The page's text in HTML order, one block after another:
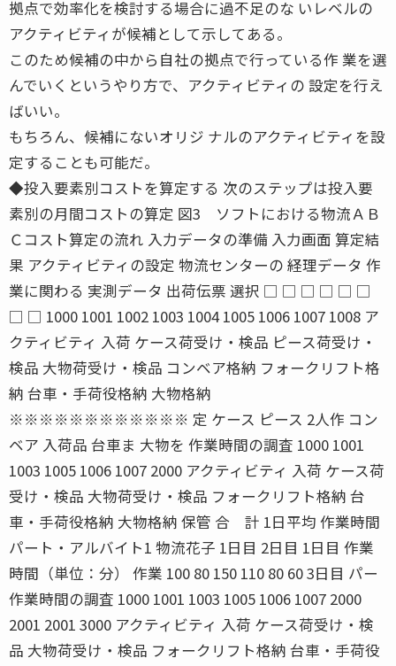
拠点で効率化を検討する場合に過不足のな いレベルの
アクティビティが候補として示してある。
このため候補の中から自社の拠点で行っている作 業を選
んでいくというやり方で、アクティビティの 設定を行え
ばいい。
もちろん、候補にないオリジ ナルのアクティビティを設
定することも可能だ。
◆投入要素別コストを算定する 次のステップは投入要
素別の月間コストの算定 図3 ソフトにおける物流ＡＢ
Ｃコスト算定の流れ 入力データの準備 入力画面 算定結
果 アクティビティの設定 物流センターの 経理データ 作
業に関わる 実測データ 出荷伝票 選択 □ □ □ □ □ □
□ □ 1000 1001 1002 1003 1004 1005 1006 1007 1008 ア
クティビティ 入荷 ケース荷受け・検品 ピース荷受け・
検品 大物荷受け・検品 コンベア格納 フォークリフト格
納 台車・手荷役格納 大物格納
※※※※※※※※※※※※ 定 ケース ピース 2人作 コン
ベア 入荷品 台車ま 大物を 作業時間の調査 1000 1001
1003 1005 1006 1007 2000 アクティビティ 入荷 ケース荷
受け・検品 大物荷受け・検品 フォークリフト格納 台
車・手荷役格納 大物格納 保管 合 計 1日平均 作業時間
パート・アルバイト1 物流花子 1日目 2日目 1日目 作業
時間（単位：分） 作業 100 80 150 110 80 60 3日目 パー
作業時間の調査 1000 1001 1003 1005 1006 1007 2000
2001 2001 3000 アクティビティ 入荷 ケース荷受け・検
品 大物荷受け・検品 フォークリフト格納 台車・手荷役